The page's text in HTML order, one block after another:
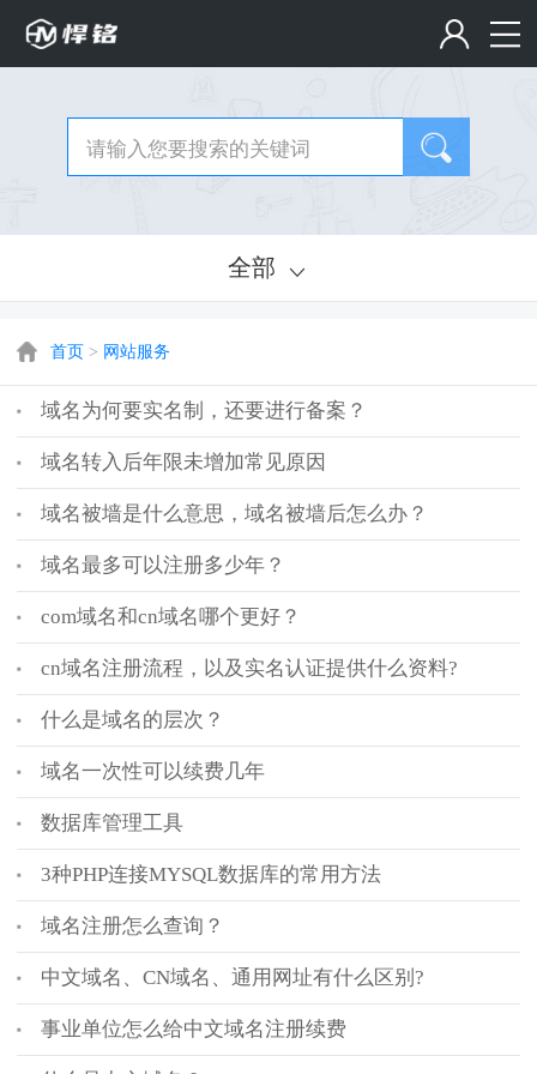
全部
首页 > 网站服务
域名为何要实名制，还要进行备案？
域名转入后年限未增加常见原因
域名被墙是什么意思，域名被墙后怎么办？
域名最多可以注册多少年？
com域名和cn域名哪个更好？
cn域名注册流程，以及实名认证提供什么资料?
什么是域名的层次？
域名一次性可以续费几年
数据库管理工具
3种PHP连接MYSQL数据库的常用方法
域名注册怎么查询？
中文域名、CN域名、通用网址有什么区别?
事业单位怎么给中文域名注册续费